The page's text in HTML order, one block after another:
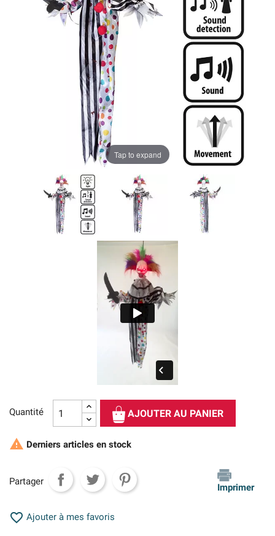
Tap to expand
Quantité AJOUTER AU PANIER
 Derniers articles en stock
Partager
Imprimer
 Ajouter à mes favoris